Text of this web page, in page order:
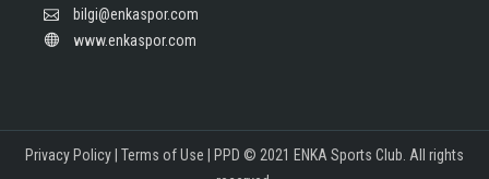
bilgi@enkaspor.com
www.enkaspor.com
Privacy Policy Terms of Use PPD © 2021 ENKA Sports Club. All rights